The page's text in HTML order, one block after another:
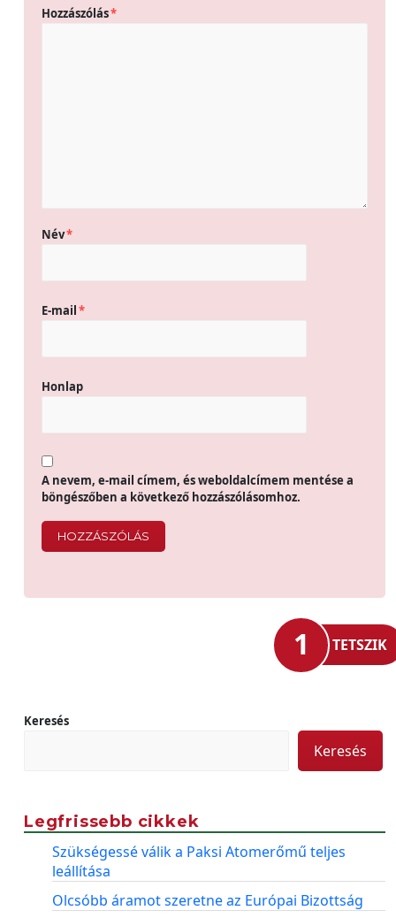
Hozzászólás*
Név*
E-mail*
Honlap
A nevem, e-mail címem, és weboldalcímem mentése a
böngészőben a következő hozzászólásomhoz.
1 TETSZIK
Keresés
Keresés
Legfrissebb cikkek
Szükségessé válik a Paksi Atomerőmű teljes
leállítása
Olcsóbb áramot szeretne az Európai Bizottság